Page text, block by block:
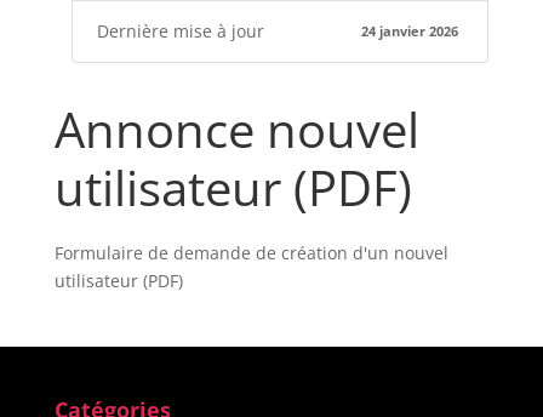
Dernière mise à jour 24 janvier 2026
Annonce nouvel
utilisateur (PDF)
Formulaire de demande de création d'un nouvel
utilisateur (PDF)
Catégories